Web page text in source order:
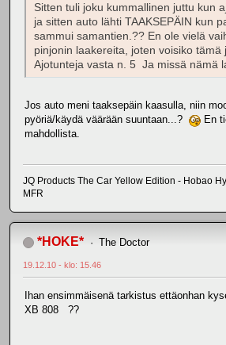
Sitten tuli joku kummallinen juttu kun
ja sitten auto lähti TAAKSEPÄIN kun
sammui samantien.?? En ole vielä
pinjonin laakereita, joten voisiko tämä
Ajotunteja vasta n. 5 Ja missä nämä
Jos auto meni taaksepäin kaasulla, niin
pyöriä/käydä väärään suuntaan...?
En
mahdollista.
JQ Products The Car Yellow Edition - Hobao
MFR
*HOKE* The Doctor
19.12.10 - klo: 15.46
Ihan ensimmäisenä tarkistus ettäonhan
XB 808 ??